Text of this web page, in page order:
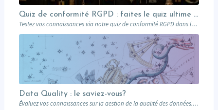
Quiz de conformité RGPD : faites le quiz ultime avec Léonard !
Testez vos connaissances via notre quiz de conformité RGPD dans le domaine du marketing B2B inspiré par le génie de Léonard de Vinci
Data Quality : le saviez-vous?
Évaluez vos connaissances sur la gestion de la qualité des données. Savez-vous pourquoi il…